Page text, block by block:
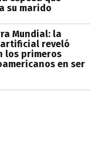
su marido
Mundial: la
reveló
los primeros
en ser